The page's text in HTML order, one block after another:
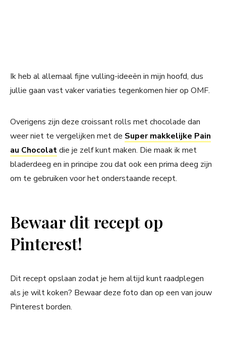
Ik heb al allemaal fijne vulling-ideeën in mijn hoofd, dus
jullie gaan vast vaker variaties tegenkomen hier op OMF.
Overigens zijn deze croissant rolls met chocolade dan
weer niet te vergelijken met de Super makkelijke Pain
au Chocolatdie je zelf kunt maken. Die maak ik met
bladerdeeg en in principe zou dat ook een prima deeg zijn
om te gebruiken voor het onderstaande recept.
Bewaar dit recept op
Pinterest!
Dit recept opslaan zodat je hem altijd kunt raadplegen
als je wilt koken? Bewaar deze foto dan op een van jouw
Pinterest borden.